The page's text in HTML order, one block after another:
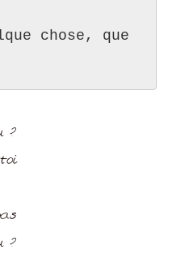
chose, que
?
?